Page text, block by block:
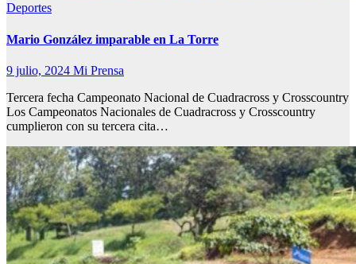
Deportes
Mario González imparable en La Torre
9 julio, 2024 Mi Prensa
Tercera fecha Campeonato Nacional de Cuadracross y Crosscountry
Los Campeonatos Nacionales de Cuadracross y Crosscountry
cumplieron con su tercera cita…